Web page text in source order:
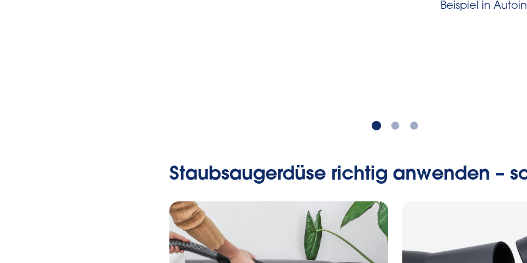
Beispiel in
Staubsaugerdüse richtig anwenden –